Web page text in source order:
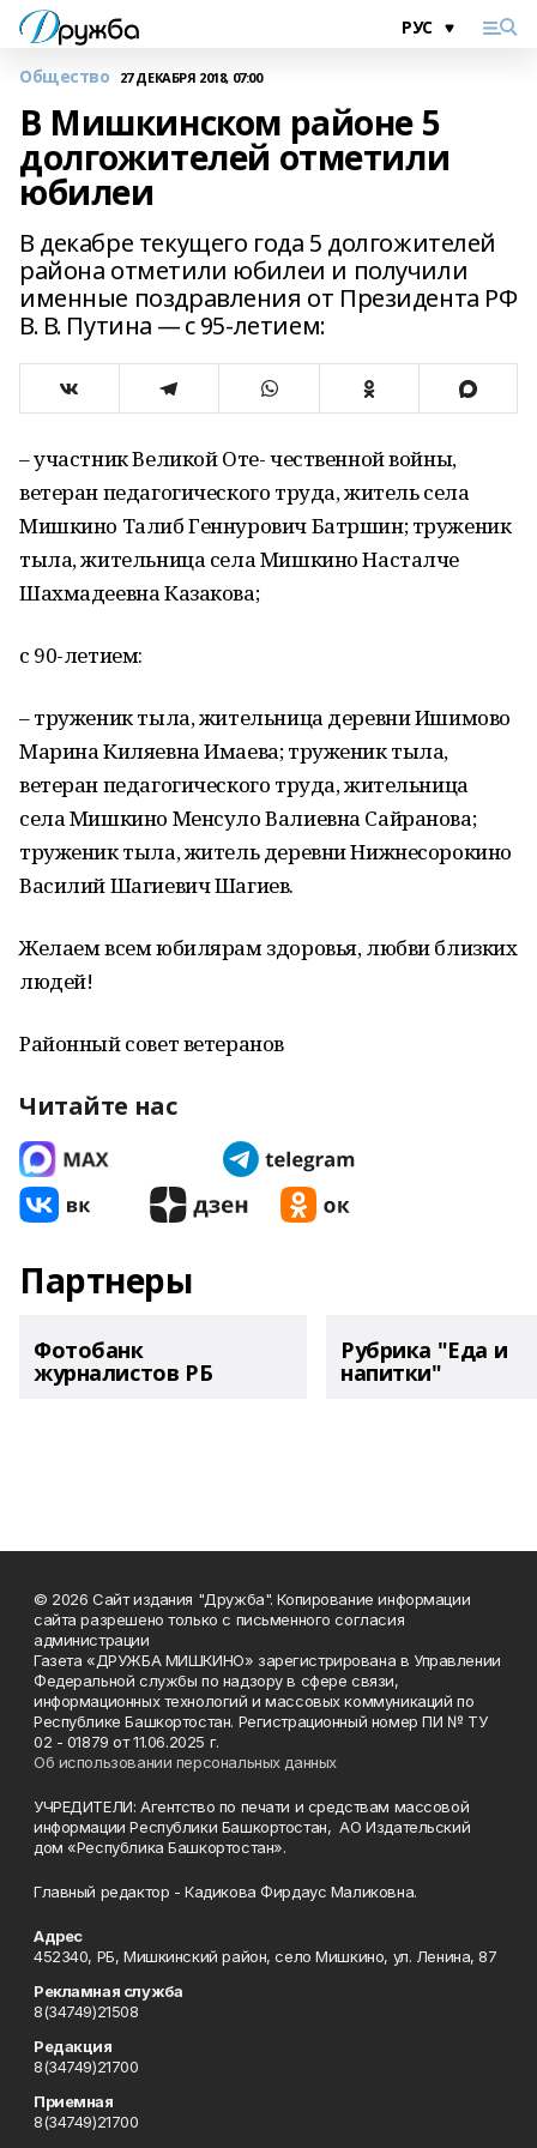
Общество 27 ДЕКАБРЯ 2018, 07:00
В Мишкинском районе 5
долгожителей отметили
юбилеи
В декабре текущего года 5 долгожителей
района отметили юбилеи и получили
именные поздравления от Президента РФ
В. В. Путина — с 95-летием:
– участник Великой Оте- чественной войны,
ветеран педагогического труда, житель села
Мишкино Талиб Геннурович Батршин; труженик
тыла, жительница села Мишкино Насталче
Шахмадеевна Казакова;
с 90-летием:
– труженик тыла, жительница деревни Ишимово
Марина Киляевна Имаева; труженик тыла,
ветеран педагогического труда, жительница
села Мишкино Менсуло Валиевна Сайранова;
труженик тыла, житель деревни Нижнесорокино
Василий Шагиевич Шагиев.
Желаем всем юбилярам здоровья, любви близких
людей!
Районный совет ветеранов
Читайте нас
Партнеры
Фотобанк
журналистов РБ
Рубрика "Еда и
напитки"
© 2026 Сайт издания "Дружба". Копирование информации
сайта разрешено только с письменного согласия
администрации
Газета «ДРУЖБА МИШКИНО» зарегистрирована в Управлении
Федеральной службы по надзору в сфере связи,
информационных технологий и массовых коммуникаций по
Республике Башкортостан. Регистрационный номер ПИ № ТУ
02 - 01879 от 11.06.2025 г.
Об использовании персональных данных
УЧРЕДИТЕЛИ: Агентство по печати и средствам массовой
информации Республики Башкортостан, АО Издательский
дом «Республика Башкортостан».
Главный редактор - Кадикова Фирдаус Маликовна.
Адрес
452340, РБ, Мишкинский район, село Мишкино, ул. Ленина, 87
Рекламная служба
8(34749)21508
Редакция
8(34749)21700
Приемная
8(34749)21700